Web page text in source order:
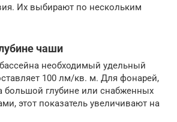
Их выбирают по нескольким
чаши
необходимый удельный
100 лм/кв. м. Для фонарей,
большой глубине или снабженных
этот показатель увеличивают на